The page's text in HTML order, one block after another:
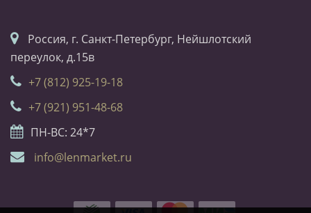
Россия, г. Санкт-Петербург, Нейшлотский
переулок, д.15в
+7 (812) 925-19-18
+7 (921) 951-48-68
ПН-ВС: 24*7
info@lenmarket.ru